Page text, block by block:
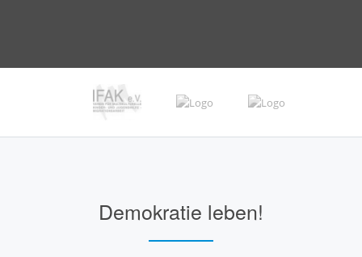
Demokratie leben!